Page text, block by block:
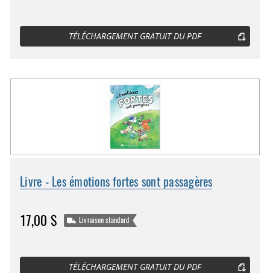
TÉLÉCHARGEMENT GRATUIT DU PDF
Livre - Les émotions fortes sont passagères
17,00 $ Livraison standard
TÉLÉCHARGEMENT GRATUIT DU PDF